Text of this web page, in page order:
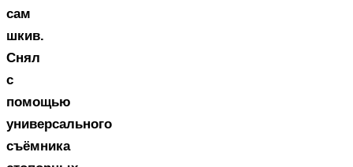
сам
шкив.
Снял
с
помощью
универсального
съёмника